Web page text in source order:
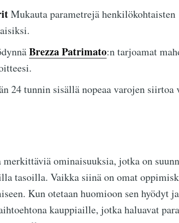
Mukauta parametrejä henkilökohtaisten
Brezza Patrimato:n tarjoamat
24 tunnin sisällä nopeaa varojen siirtoa
merkittäviä ominaisuuksia, jotka on
tasoilla. Vaikka siinä on omat
Kun otetaan huomioon sen hyödyt
kauppiaille, jotka haluavat